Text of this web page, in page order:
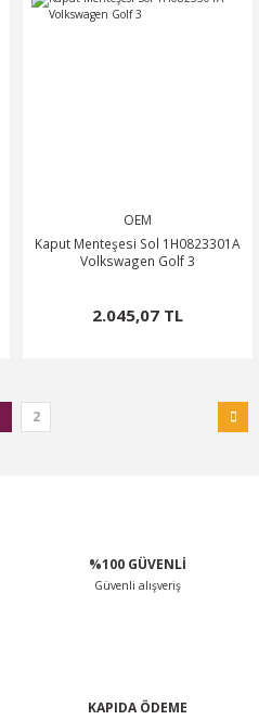
OEM
Kaput Menteşesi Sol 1H0823301A
Volkswagen Golf 3
2.045,07 TL
2
%100 GÜVENLİ
Güvenli alışveriş
KAPIDA ÖDEME